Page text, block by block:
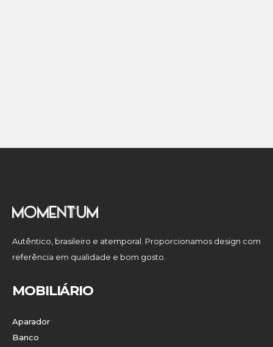
Autêntico, brasileiro e atemporal. Proporcionamos design com
referência em qualidade e bom gosto.
MOBILIÁRIO
Aparador
Banco